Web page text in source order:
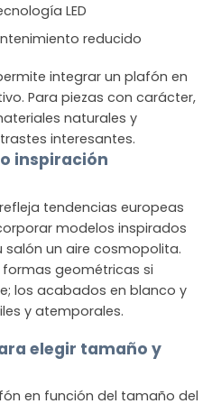
LED
reducido
integrar un plafón en
Para piezas con carácter,
naturales y
interesantes.
inspiración
tendencias europeas
modelos inspirados
un aire cosmopolita.
geométricas si
los acabados en blanco y
y atemporales.
elegir tamaño y
en función del tamaño del